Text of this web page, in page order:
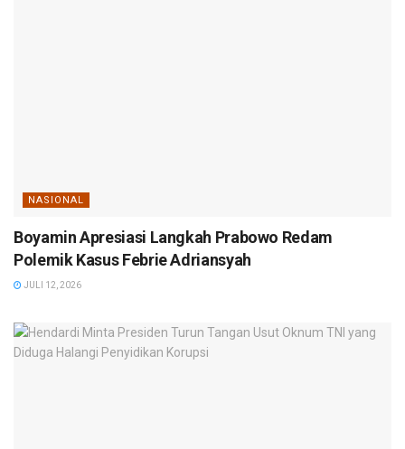
NASIONAL
Boyamin Apresiasi Langkah Prabowo Redam
Polemik Kasus Febrie Adriansyah
JULI 12, 2026